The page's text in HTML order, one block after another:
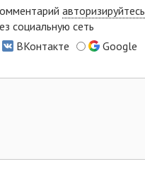
авторизируйтесь
социальную сеть
ВКонтакте
Google